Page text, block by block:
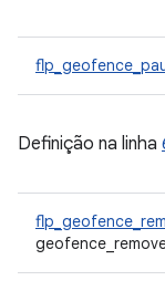
Definição na linha